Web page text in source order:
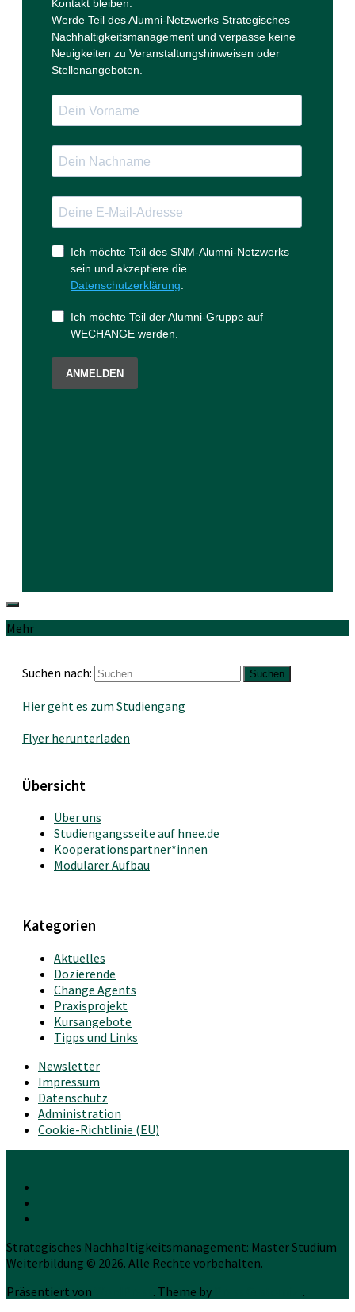
Mehr
Suchen nach:
Hier geht es zum Studiengang
Flyer herunterladen
Übersicht
Über uns
Studiengangsseite auf hnee.de
Kooperationspartner*innen
Modularer Aufbau
Kategorien
Aktuelles
Dozierende
Change Agents
Praxisprojekt
Kursangebote
Tipps und Links
Newsletter
Impressum
Datenschutz
Administration
Cookie-Richtlinie (EU)
Strategisches Nachhaltigkeitsmanagement: Master Studium
Weiterbildung © 2026. Alle Rechte vorbehalten.
Präsentiert von
. Theme by .